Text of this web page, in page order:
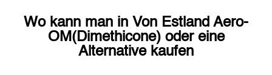
Wo kann man in Von Estland Aero-
OM(Dimethicone)oder eine
Alternative kaufen